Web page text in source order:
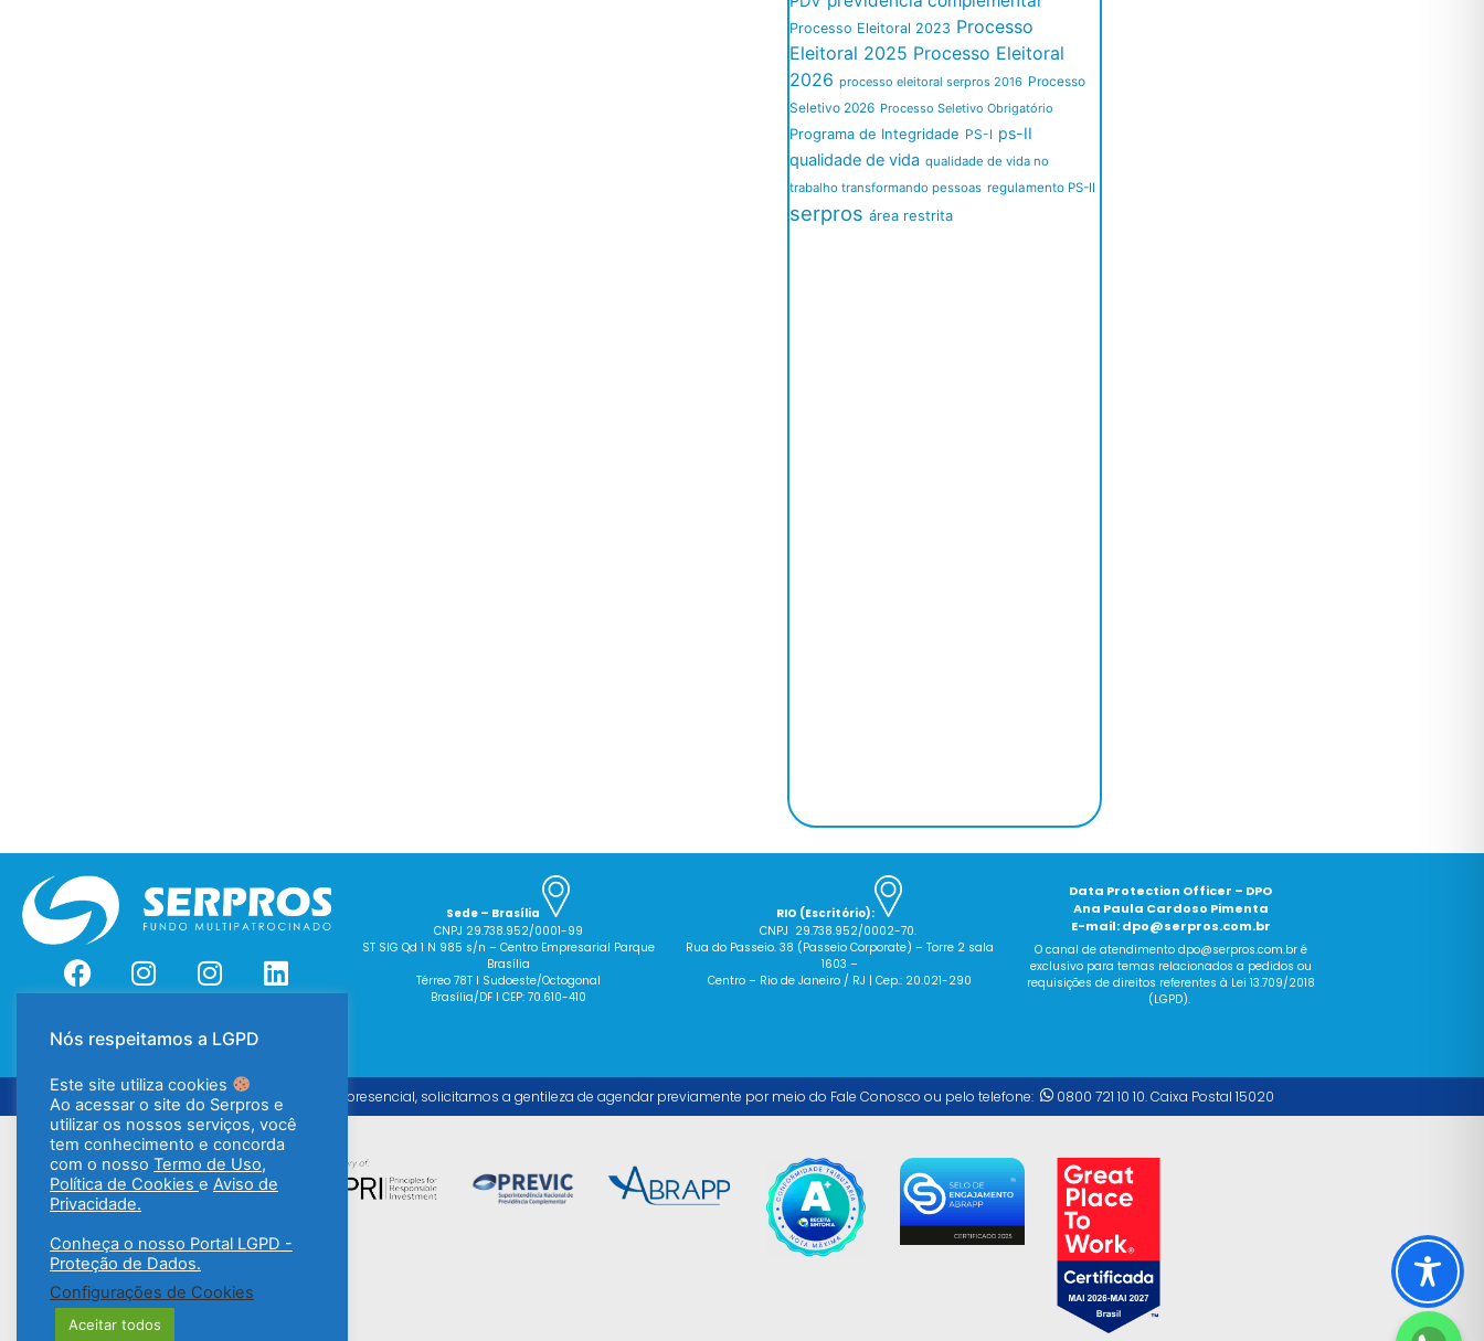
Processo Eleitoral 2023 Processo
Eleitoral 2025 Processo Eleitoral
2026 processo eleitoral serpros 2016 Processo
Seletivo 2026 Processo Seletivo Obrigatório
Programa de Integridade PS-I ps-II
qualidade de vida qualidade de vida no
trabalho transformando pessoas regulamento PS-II
serpros área restrita
Sede – Brasília
CNPJ 29.738.952/0001-99
ST SIG Qd 1 N 985 s/n – Centro Empresarial Parque
Brasília
Térreo 78T I Sudoeste/Octogonal
Brasília/DF I CEP: 70.610-410
RIO (Escritório):
CNPJ 29.738.952/0002-70.
Rua do Passeio. 38 (Passeio Corporate) – Torre 2 sala
1603 –
Centro – Rio de Janeiro / RJ | Cep.: 20.021-290
Data Protection Officer – DPO
Ana Paula Cardoso Pimenta
E-mail:dpo@serpros.com.br
O canal deatendimento dpo@serpros.com.br é
exclusivo para temas relacionados a pedidos ou
requisições dedireitos referentes à Lei 13.709/2018
(LGPD).
Para o atendimento presencial, solicitamos a gentileza de agendar previamente por meio do Fale Conosco ou pelo telefone: 0800 721 10 10. Caixa Postal 15020
Nós respeitamos a LGPD
Este site utiliza cookies
Ao acessar o site do Serpros e
utilizar os nossos serviços, você
tem conhecimento e concorda
com o nosso Termo de Uso,
Política de Cookies e Aviso de
Privacidade.
Conheça o nosso Portal LGPD -
Proteção de Dados.
Configurações de Cookies
Aceitar todos